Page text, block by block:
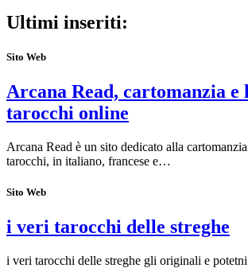
Ultimi inseriti:
Sito Web
Arcana Read, cartomanzia e
tarocchi online
Arcana Read è un sito dedicato alla
tarocchi, in italiano, francese e…
Sito Web
i veri tarocchi delle streghe
i veri tarocchi delle streghe gli originali e